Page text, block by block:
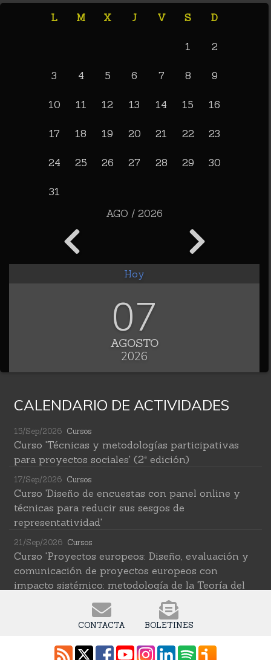
L M X J V S D
1 2
3 4 5 6 7 8 9
10 11 12 13 14 15 16
17 18 19 20 21 22 23
24 25 26 27 28 29 30
31
AGO / 2026
Hoy
07
AGOSTO
2026
CALENDARIO DE ACTIVIDADES
15/Sep/2026 Cursos
Curso 'Técnicas y metodologías participativas
para proyectos sociales' (2ª edición)
17/Sep/2026 Cursos
Curso 'Diseño de encuestas con panel online y
técnicas para reducir sus sesgos de
representatividad'
21/Sep/2026 Cursos
Curso 'Proyectos europeos: Diseño, evaluación y
comunicación de proyectos europeos con
impacto sistémico: metodología de la Teoría del
Cambio transformativa'
Cursos
ciencias sociales' (2ª edición)
CONTACTA BOLETINES